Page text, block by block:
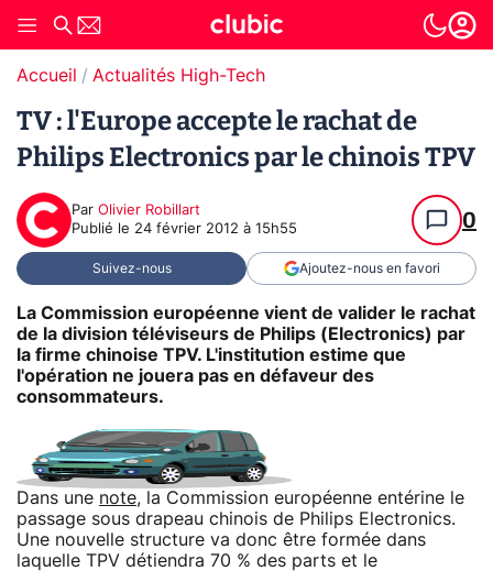
Accueil Actualités High-Tech
TV : l'Europe accepte le rachat de
Philips Electronics par le chinois TPV
Par Olivier Robillart
Publié le 24 février 2012 à 15h55 0
Suivez-nous Ajoutez-nous en favori
La Commission européenne vient de valider le rachat
de la division téléviseurs de Philips (Electronics) par
la firme chinoise TPV. L'institution estime que
l'opération ne jouera pas en défaveur des
consommateurs.
Dans une note, la Commission européenne entérine le
passage sous drapeau chinois de Philips Electronics.
Une nouvelle structure va donc être formée dans
laquelle TPV détiendra 70 % des parts et le